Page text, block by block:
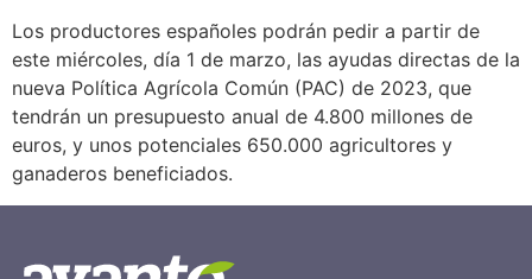
Los productores españoles podrán pedir a partir de
este miércoles, día 1 de marzo, las ayudas directas de la
nueva Política Agrícola Común (PAC) de 2023, que
tendrán un presupuesto anual de 4.800 millones de
euros, y unos potenciales 650.000 agricultores y
ganaderos beneficiados.